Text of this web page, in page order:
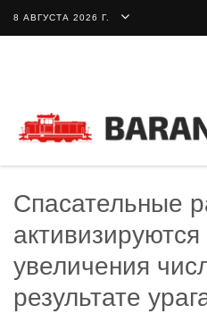
8 АВГУСТА 2026 Г.
Спасательные
увеличения
результате